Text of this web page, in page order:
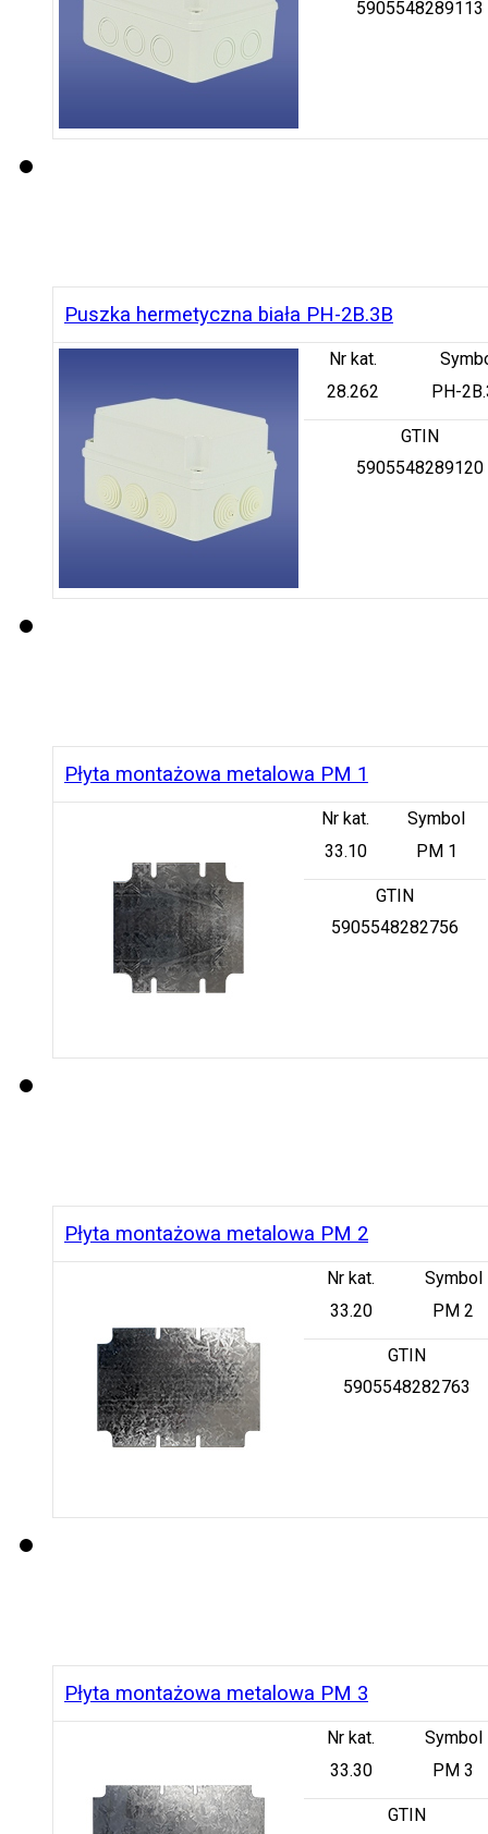
5905548289113
Puszka hermetyczna biała PH-2B.3B
Nr kat.
28.262
PH-
GTIN
5905548289120
Płyta montażowa metalowa PM 1
Nr kat.
Symbol
33.10
PM 1
GTIN
5905548282756
Płyta montażowa metalowa PM 2
Nr kat.
Symbol
33.20
PM 2
GTIN
5905548282763
Płyta montażowa metalowa PM 3
Nr kat.
Symbol
33.30
PM 3
GTIN